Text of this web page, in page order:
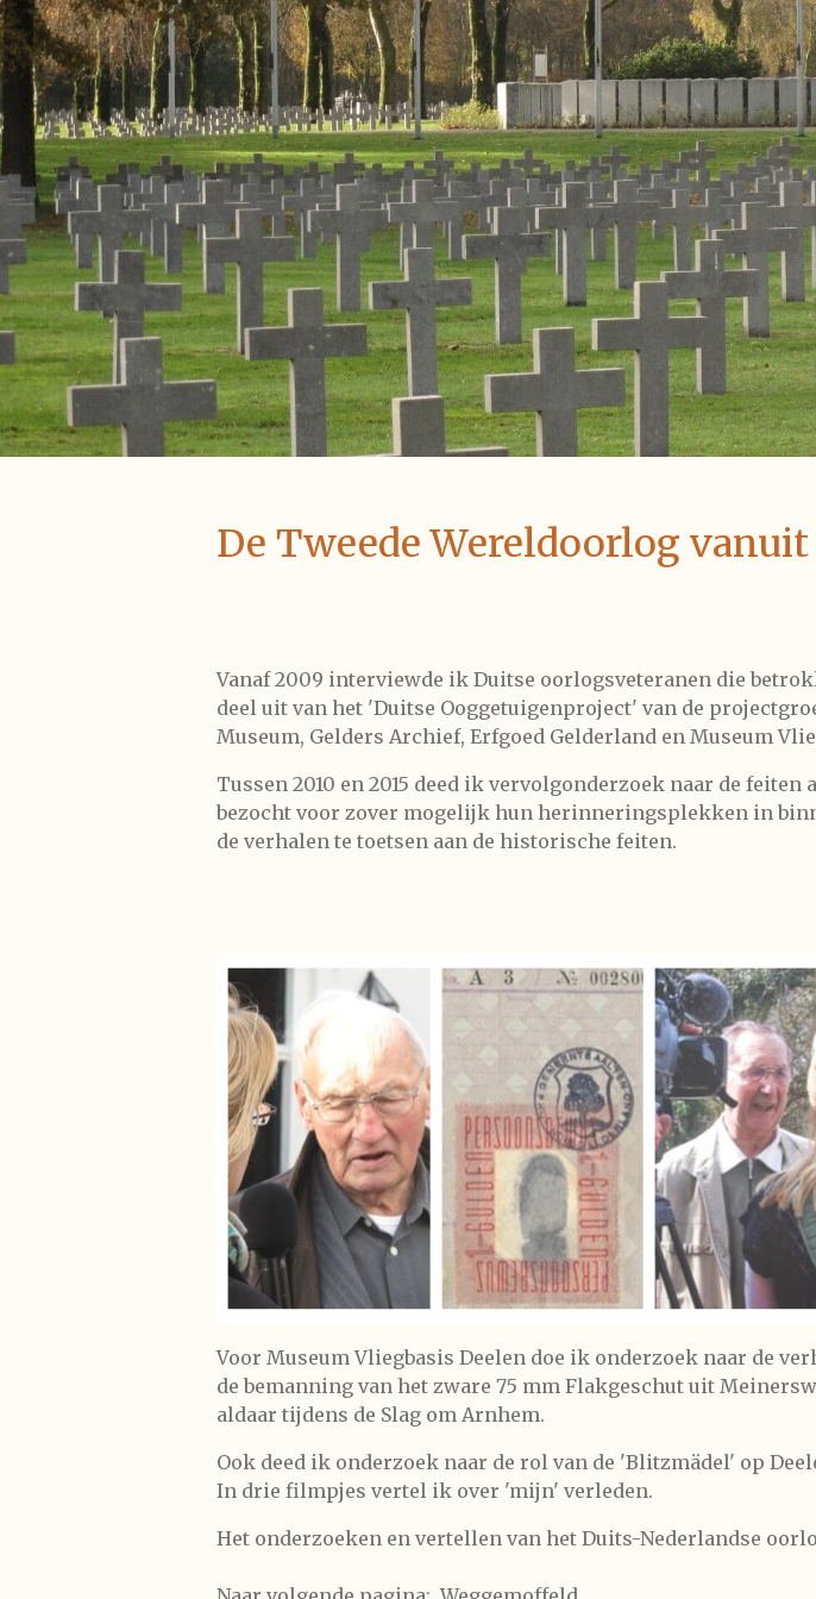
De Tweede Wereldoorlog
Vanaf 2009 interviewde ik Duitse oorlogsveteranen die
deel uit van het 'Duitse Ooggetuigenproject' van de
Museum, Gelders Archief, Erfgoed Gelderland en Museum
Tussen 2010 en 2015 deed ik vervolgonderzoek naar de
bezocht voor zover mogelijk hun herinneringsplekken in
de verhalen te toetsen aan de historische feiten.
Voor Museum Vliegbasis Deelen doe ik onderzoek naar de
de bemanning van het zware 75 mm Flakgeschut uit
aldaar tijdens de Slag om Arnhem.
Ook deed ik onderzoek naar de rol van de 'Blitzmädel' op
In drie filmpjes vertel ik over 'mijn' verleden.
Het onderzoeken en vertellen van het Duits-Nederlandse